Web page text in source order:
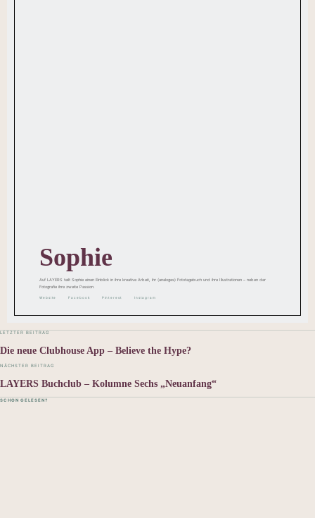
Sophie
Auf LAYERS teilt Sophie einen Einblick in ihre kreative Arbeit, ihr (analoges) Fototagebuch und ihre Illustrationen – neben der
Fotografie ihre zweite Passion.
Website Facebook Pinterest Instagram
LETZTER BEITRAG
Die neue Clubhouse App – Believe the Hype?
NÄCHSTER BEITRAG
LAYERS Buchclub – Kolumne Sechs „Neuanfang“
SCHON GELESEN?